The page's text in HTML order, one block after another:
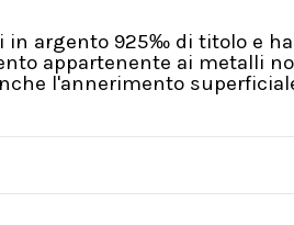
in argento 925‰ di titolo e
appartenente ai metalli
l'annerimento